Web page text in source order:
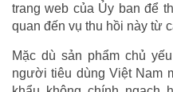
trang web của Ủy ban để
quan đến vụ thu hồi này từ
Mặc dù sản phẩm chủ
người tiêu dùng Việt Nam